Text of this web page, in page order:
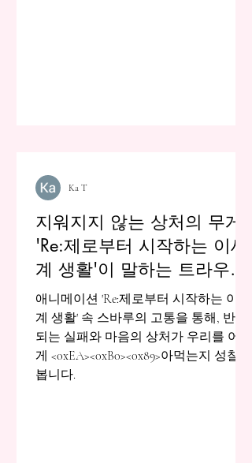
지워지지 않는 상처의 무게:
'Re:제로부터 시작하는 이세
계 생활'이 말하는 트라우마
의 실체
애니메이션 'Re:제로부터 시작하는 이세
계 생활' 속 스바루의 고통을 통해, 반복
되는 실패와 마음의 상처가 우리를 어떻
게 <0xEA><0xB0><0x89>아먹는지 성찰해
봅니다.
Ka T